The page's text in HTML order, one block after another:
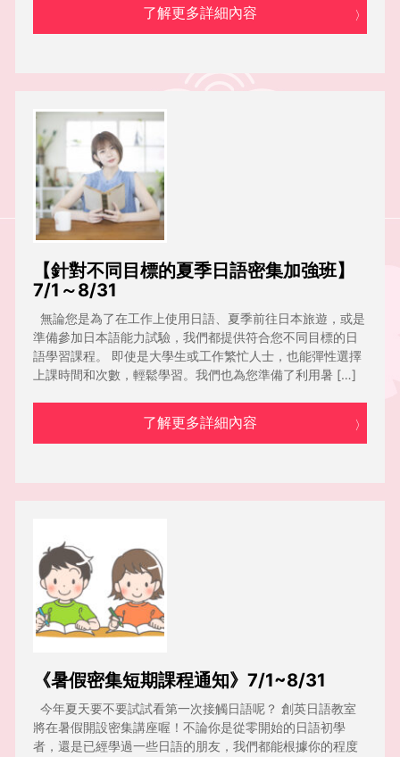
了解更多詳細內容
【針對不同目標的夏季日語密集加強班】
7/1～8/31
無論您是為了在工作上使用日語、夏季前往日本旅遊，或是
準備參加日本語能力試驗，我們都提供符合您不同目標的日
語學習課程。 即使是大學生或工作繁忙人士，也能彈性選擇
上課時間和次數，輕鬆學習。我們也為您準備了利用暑 […]
了解更多詳細內容
《暑假密集短期課程通知》7/1~8/31
今年夏天要不要試試看第一次接觸日語呢？ 創英日語教室
將在暑假開設密集講座喔！不論你是從零開始的日語初學
者，還是已經學過一些日語的朋友，我們都能根據你的程度